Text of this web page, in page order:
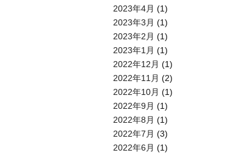
2023年4月 (1)
2023年3月 (1)
2023年2月 (1)
2023年1月 (1)
2022年12月 (1)
2022年11月 (2)
2022年10月 (1)
2022年9月 (1)
2022年8月 (1)
2022年7月 (3)
2022年6月 (1)